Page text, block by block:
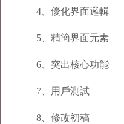
4、優化界面邏輯
5、精簡界面元素
6、突出核心功能
7、用戶測試
8、修改初稿